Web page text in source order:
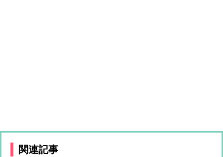
関連記事